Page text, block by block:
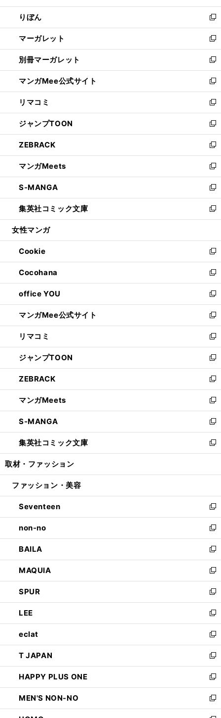
開
く
ウ
で
開
く
ン
ド
ウ
で
開
く
ウ
ィ
ン
ド
ウ
で
開
く
りぼん
新
し
い
ウ
ィ
ン
ド
ウ
で
開
く
マーガレット
新
し
い
ウ
ィ
ン
ド
ウ
で
開
く
別冊マーガレット
新
し
い
ウ
ィ
ン
ド
ウ
で
開
く
マンガMee公式サイト
新
し
い
ウ
ィ
ン
ド
ウ
で
開
く
リマコミ
新
し
い
ウ
ィ
ン
ド
ウ
で
開
く
ジャンプTOON
新
し
い
ウ
ィ
ン
ド
ウ
で
開
ZEBRACK
新
し
い
ウ
ィ
ン
ド
ウ
開
く
マンガMeets
新
し
い
ウ
ィ
ン
ウ
で
開
く
S-MANGA
新
し
い
ウ
ン
ド
ウ
で
開
く
集英社コミック文庫
新
し
ウ
ィ
ン
ド
ウ
で
開
く
女性マンガ
Cookie
新
し
い
ウ
ィ
ン
ド
ウ
で
開
く
Cocohana
新
し
い
ウ
ィ
ン
ド
ウ
で
開
く
office YOU
新
し
い
ウ
ィ
ン
ド
ウ
で
開
く
マンガMee公式サイト
新
し
い
ウ
ィ
ン
ド
ウ
で
開
く
リマコミ
新
し
い
ウ
ィ
ン
ド
ウ
で
開
く
ジャンプTOON
新
し
い
ウ
ィ
ン
ド
ウ
で
開
ZEBRACK
新
し
い
ウ
ィ
ン
ド
ウ
開
マンガMeets
新
し
い
ウ
ィ
ン
ウ
開
く
S-MANGA
新
し
い
ウ
ン
ウ
で
開
く
集英社コミック文庫
新
し
ウ
ン
ド
ウ
で
開
く
取材・ファッション
ファッション・美容
Seventeen
新
し
い
ウ
ィ
ン
ド
ウ
で
開
く
non-no
新
し
い
ウ
ィ
ン
ド
ウ
で
開
く
BAILA
新
し
い
ウ
ィ
ン
ド
ウ
で
開
く
MAQUIA
新
し
い
ウ
ィ
ン
ド
ウ
で
開
く
SPUR
新
し
い
ウ
ィ
ン
ド
ウ
で
開
く
LEE
新
し
い
ウ
ィ
ン
ド
ウ
で
開
eclat
新
し
い
ウ
ィ
ン
ド
ウ
T JAPAN
新
し
い
ウ
ィ
ン
HAPPY PLUS ONE
新
し
い
ウ
MEN'S NON-NO
新
し